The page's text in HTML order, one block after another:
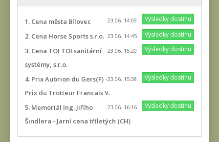
Výsledky dostihu
23.06. 14:09
1. Cena města Bílovec
Výsledky dostihu
23.06. 14:45
2. Cena Horse Sports s.r.o.
Výsledky dostihu
23.06. 15:20
3. Cena TOI TOI sanitární
systémy, s.r.o.
Výsledky dostihu
23.06. 15:38
4. Prix Aubrion du Gers(F) -
Prix du Trotteur Francais V.
Výsledky dostihu
23.06. 16:16
5. Memoriál Ing. Jiřího
Šindlera - Jarní cena tříletých (CH)